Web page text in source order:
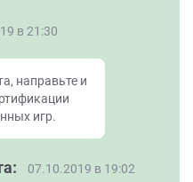
в 21:30
направьте и
игр.
07.10.2019 в 19:02